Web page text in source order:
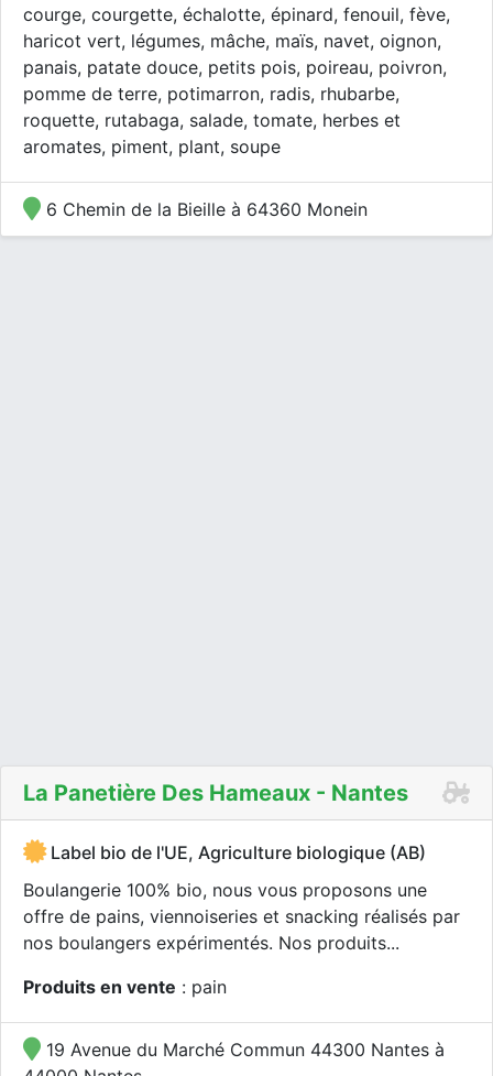
courge, courgette, échalotte, épinard, fenouil, fève,
haricot vert, légumes, mâche, maïs, navet, oignon,
panais, patate douce, petits pois, poireau, poivron,
pomme de terre, potimarron, radis, rhubarbe,
roquette, rutabaga, salade, tomate, herbes et
aromates, piment, plant, soupe
6 Chemin de la Bieille à 64360 Monein
La Panetière Des Hameaux - Nantes
Label bio de l'UE, Agriculture biologique (AB)
Boulangerie 100% bio, nous vous proposons une
offre de pains, viennoiseries et snacking réalisés par
nos boulangers expérimentés. Nos produits...
Produits en vente : pain
19 Avenue du Marché Commun 44300 Nantes à